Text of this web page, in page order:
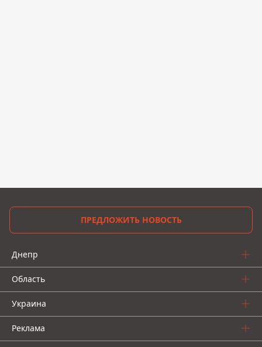
ПРЕДЛОЖИТЬ НОВОСТЬ
Днепр
Область
Украина
Реклама